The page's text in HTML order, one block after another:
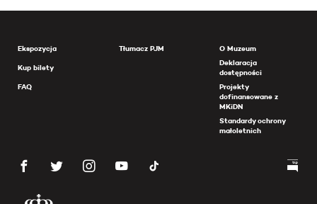
Ekspozycja
Kup bilety
FAQ
Tłumacz PJM
O Muzeum
Deklaracja
dostępności
Projekty
dofinansowane z
MKiDN
Standardy ochrony
małoletnich